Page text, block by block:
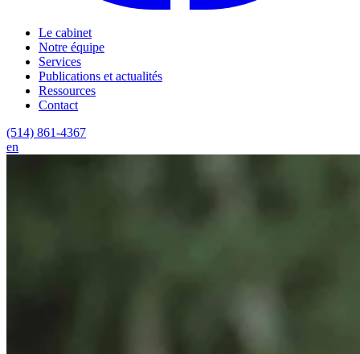
Le cabinet
Notre équipe
Services
Publications et actualités
Ressources
Contact
(514) 861-4367
en